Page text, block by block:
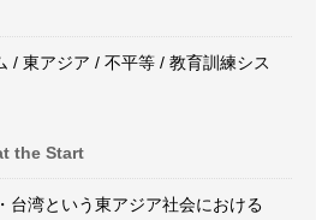
/ 東アジア / 不平等 / 教育訓練シス
the Start
台湾という東アジア社会における